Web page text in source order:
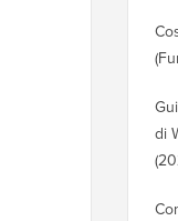
di